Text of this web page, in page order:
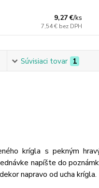
9,27 €/ks
7,54 € bez DPH
Súvisiaci tovar 1
krígla s pekným
napíšte do
napravo od ucha krígla.